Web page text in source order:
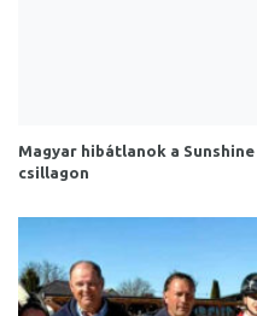
Magyar hibátlanok a
csillagon